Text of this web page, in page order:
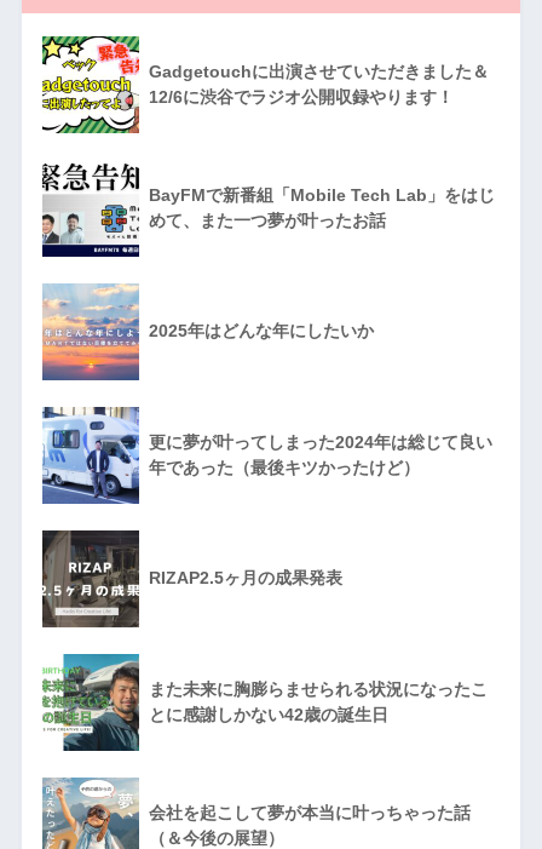
Gadgetouchに出演させていただきました＆
12/6に渋谷でラジオ公開収録やります！
BayFMで新番組「Mobile Tech Lab」をはじ
めて、また一つ夢が叶ったお話
2025年はどんな年にしたいか
更に夢が叶ってしまった2024年は総じて良い
年であった（最後キツかったけど）
RIZAP2.5ヶ月の成果発表
また未来に胸膨らませられる状況になったこ
とに感謝しかない42歳の誕生日
会社を起こして夢が本当に叶っちゃった話
（＆今後の展望）